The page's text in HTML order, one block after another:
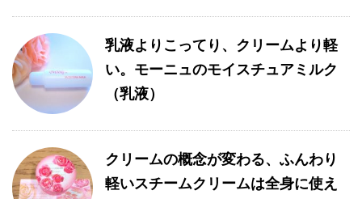
乳液よりこってり、クリームより軽
い。モーニュのモイスチュアミルク
（乳液）
クリームの概念が変わる、ふんわり
軽いスチームクリームは全身に使え